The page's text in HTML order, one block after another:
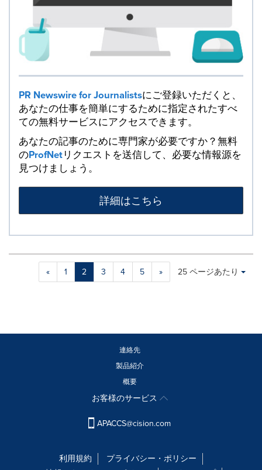
PR Newswire for Journalistsにご登録いただくと、
あなたの仕事を簡単にするために指定されたすべ
ての無料サービスにアクセスできます。
あなたの記事のために専門家が必要ですか？無料
のProfNetリクエストを送信して、必要な情報源を
見つけましょう。
詳細はこちら
« 1 2 3 4 5 »
Making
will
will
update
Items per page:
25 ページあたり
連絡先
製品紹介
概要
お客様のサービス
APACCS@cision.com
利用規約
プライバシー・ポリシー